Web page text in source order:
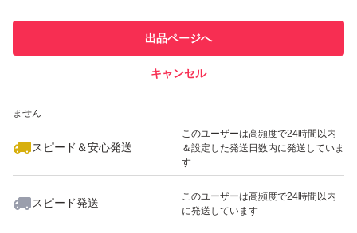
での取引実績があります
ません
スピード＆安心発送
このユーザーは高頻度で24時間以内
＆設定した発送日数内に発送していま
す
スピード発送
このユーザーは高頻度で24時間以内
に発送しています
出品ページへ
キャンセル
いいね！
2,680